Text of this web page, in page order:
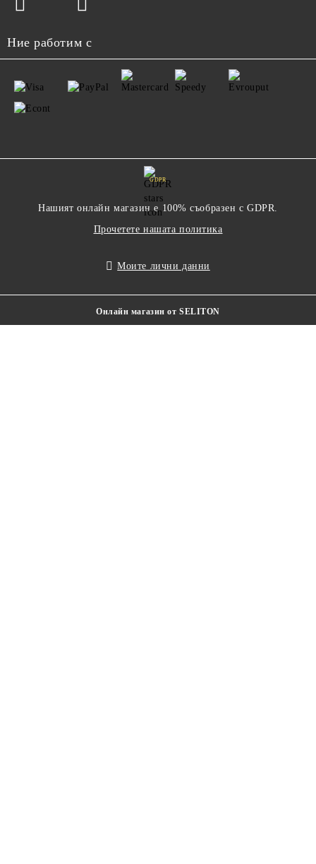
Ние работим с
GDPR
Нашият онлайн магазин е 100% съобразен с GDPR.
Прочетете нашата политика
Моите лични данни
Онлайн магазин от SELITON